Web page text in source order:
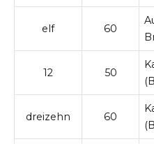
elf 60
12 50
dreizehn 60